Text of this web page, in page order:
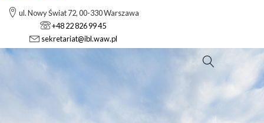
ul. Nowy Świat 72, 00-330 Warszawa
+48 22 826 99 45
sekretariat@ibl.waw.pl
Szukaj